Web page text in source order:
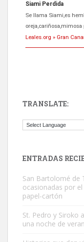
ADOPCIÓN
El ayuntamiento se va
próximos días, ella
Leales.org » Gran
Este gato macho ha
TRANSLATE:
ENTRADAS
San Bartolomé de
ocasionadas por
papel-cartón
St. Pedro y Siroko
una noche de